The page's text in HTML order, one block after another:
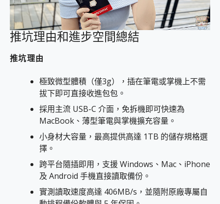
推坑理由和進步空間總結
推坑理由
極致微型體積（僅3g），插在筆電或掌機上不需
拔下即可直接收進包包。
採用主流 USB-C 介面，免拆機即可快速為
MacBook、薄型筆電與掌機擴充容量。
小身材大容量，最高提供高達 1TB 的儲存規格選
擇。
跨平台隨插即用，支援 Windows、Mac、iPhone
及 Android 手機直接讀取備份。
實測讀取速度高達 406MB/s，並隨附原廠專屬自